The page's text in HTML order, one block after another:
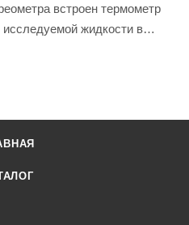
встроен термометр
жидкости в